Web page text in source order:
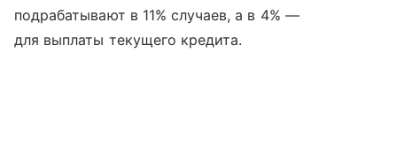
подрабатывают в 11% случаев, а в 4% —
для выплаты текущего кредита.